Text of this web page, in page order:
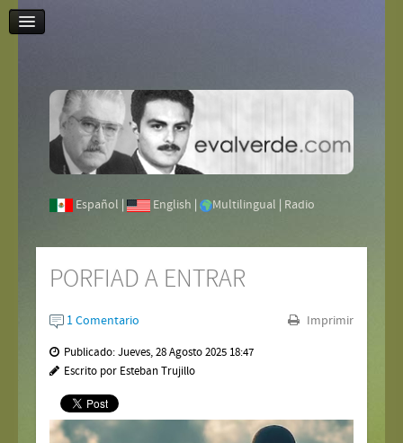
Español | English | Multilingual Radio
PORFIAD A ENTRAR
Imprimir
1 Comentario
Publicado: Jueves, 28 Agosto 2025 18:47
Escrito por Esteban Trujillo